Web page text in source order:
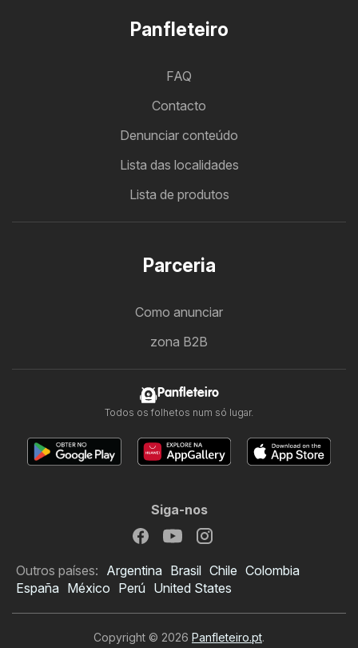
Panfleteiro
FAQ
Contacto
Denunciar conteúdo
Lista das localidades
Lista de produtos
Parceria
Como anunciar
zona B2B
Panfleteiro
Todos os folhetos num só lugar.
Siga-nos
Outros países: Argentina Brasil Chile Colombia
España México Perú United States
Copyright © 2026 Panfleteiro.pt.